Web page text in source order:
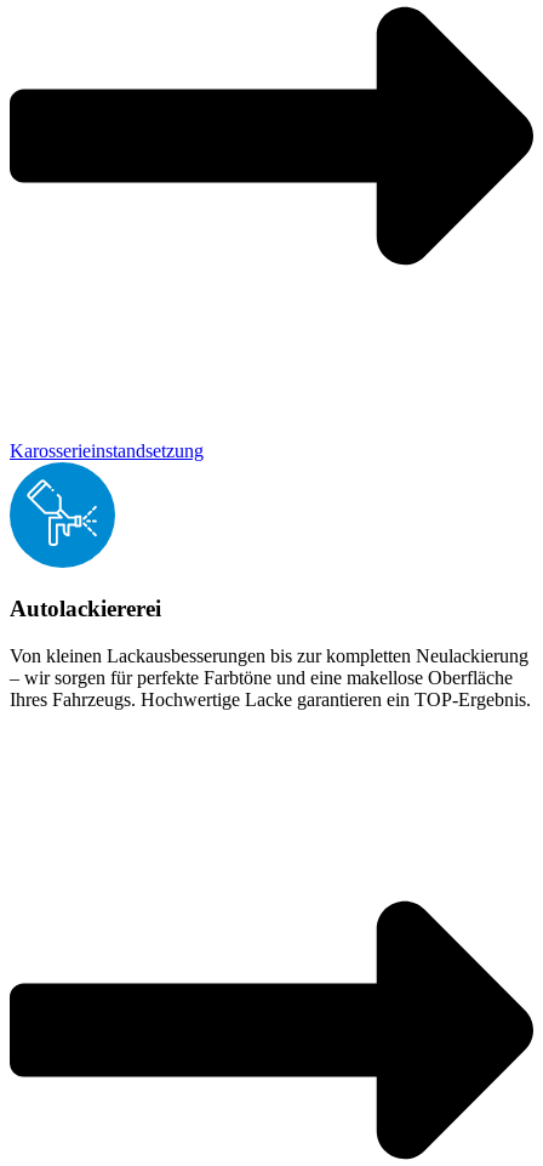
Karosserieinstandsetzung
Autolackiererei
Von kleinen Lackausbesserungen bis zur kompletten Neulackierung
– wir sorgen für perfekte Farbtöne und eine makellose Oberfläche
Ihres Fahrzeugs. Hochwertige Lacke garantieren ein TOP-Ergebnis.